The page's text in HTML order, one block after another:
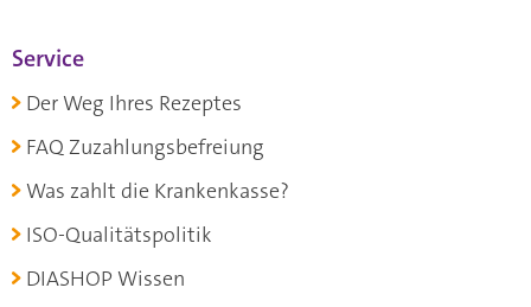
Service
Der Weg Ihres Rezeptes
FAQ Zuzahlungsbefreiung
Was zahlt die Krankenkasse?
ISO-Qualitätspolitik
DIASHOP Wissen